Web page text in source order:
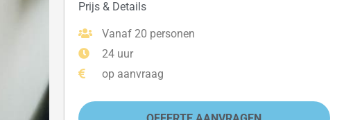
Prijs & Details
Vanaf 20 personen
24 uur
op aanvraag